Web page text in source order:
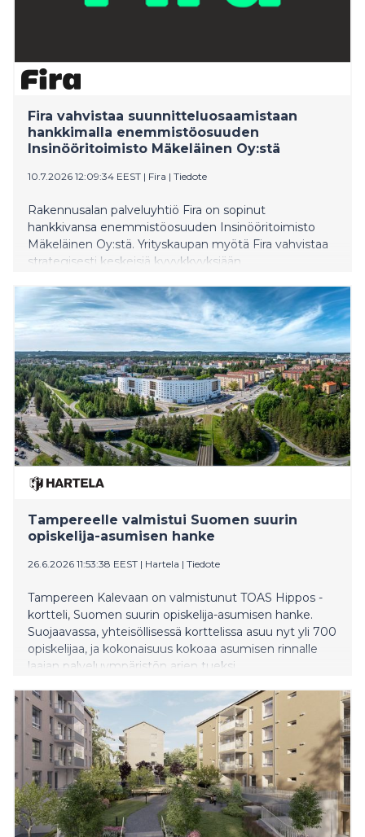
Fira vahvistaa suunnitteluosaamistaan
hankkimalla enemmistöosuuden
Insinööritoimisto Mäkeläinen Oy:stä
10.7.2026 12:09:34 EEST | Fira | Tiedote
Rakennusalan palveluyhtiö Fira on sopinut
hankkivansa enemmistöosuuden Insinööritoimisto
Mäkeläinen Oy:stä. Yrityskaupan myötä Fira vahvistaa
strategisesti keskeisiä kyvykkyyksiään
puu- ja betonirakentamisessa sekä rakennusfysiikassa.
Tampereelle valmistui Suomen suurin
opiskelija-asumisen hanke
26.6.2026 11:53:38 EEST | Hartela | Tiedote
Tampereen Kalevaan on valmistunut TOAS Hippos -
kortteli, Suomen suurin opiskelija-asumisen hanke.
Suojaavassa, yhteisöllisessä korttelissa asuu nyt yli 700
opiskelijaa, ja kokonaisuus kokoaa asumisen rinnalle
laajan palveluympäristön arjen tueksi.